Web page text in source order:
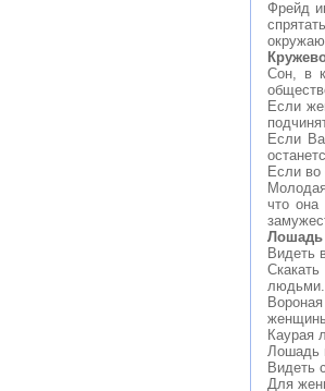
Фрейд
Сон, в
Если
Если
Если
что она
Лошадь
Видеть
людьми.
Каурая
Лошадь
Видеть
Для